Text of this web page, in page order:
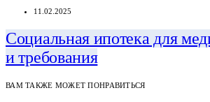
11.02.2025
Социальная ипотека для
и требования
ВАМ ТАКЖЕ МОЖЕТ ПОНРАВИТЬСЯ